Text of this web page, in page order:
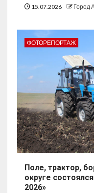
15.07.2026 Город
ФОТОРЕПОРТАЖ
Поле, трактор,
округе
2026»